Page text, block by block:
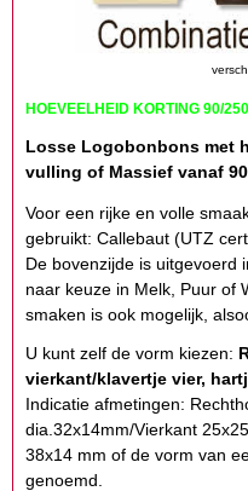
HOEVEELHEID KORTING 90/
Losse Logobonbons met
vulling of Massief vanaf
Voor een rijke en volle
gebruikt: Callebaut (UTZ
De bovenzijde is uitgevoerd
naar keuze in Melk, Puur of
smaken is ook mogelijk,
U kunt zelf de vorm kiezen:
vierkant/klavertje vier,
Indicatie afmetingen:
dia.32x14mm/Vierkant
38x14 mm of de vorm van
genoemd.